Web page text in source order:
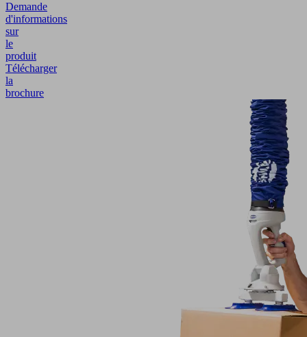
Demande
d'informations
sur
le
produit
Télécharger
la
brochure